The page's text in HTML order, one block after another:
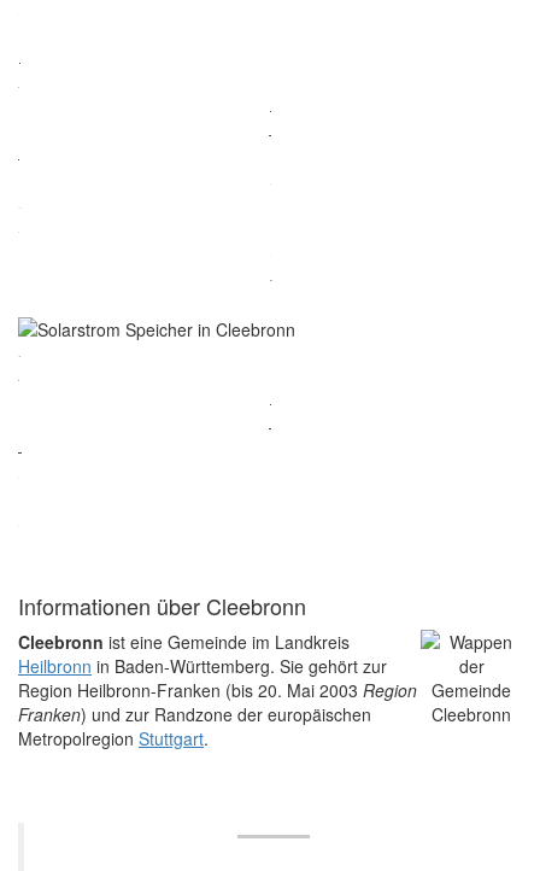
Informationen über Cleebronn
Cleebronn ist eine Gemeinde im Landkreis
Heilbronn in Baden-Württemberg. Sie gehört zur
Region Heilbronn-Franken (bis 20. Mai 2003 Region
Franken) und zur Randzone der europäischen
Metropolregion Stuttgart.